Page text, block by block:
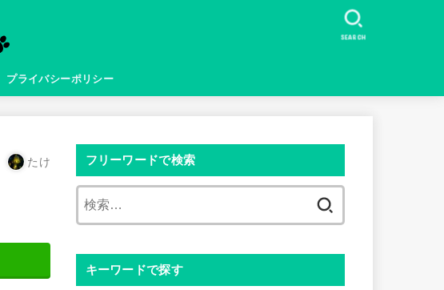
プライバシーポリシー
SEARCH
たけ フリーワードで検索
キーワードで探す